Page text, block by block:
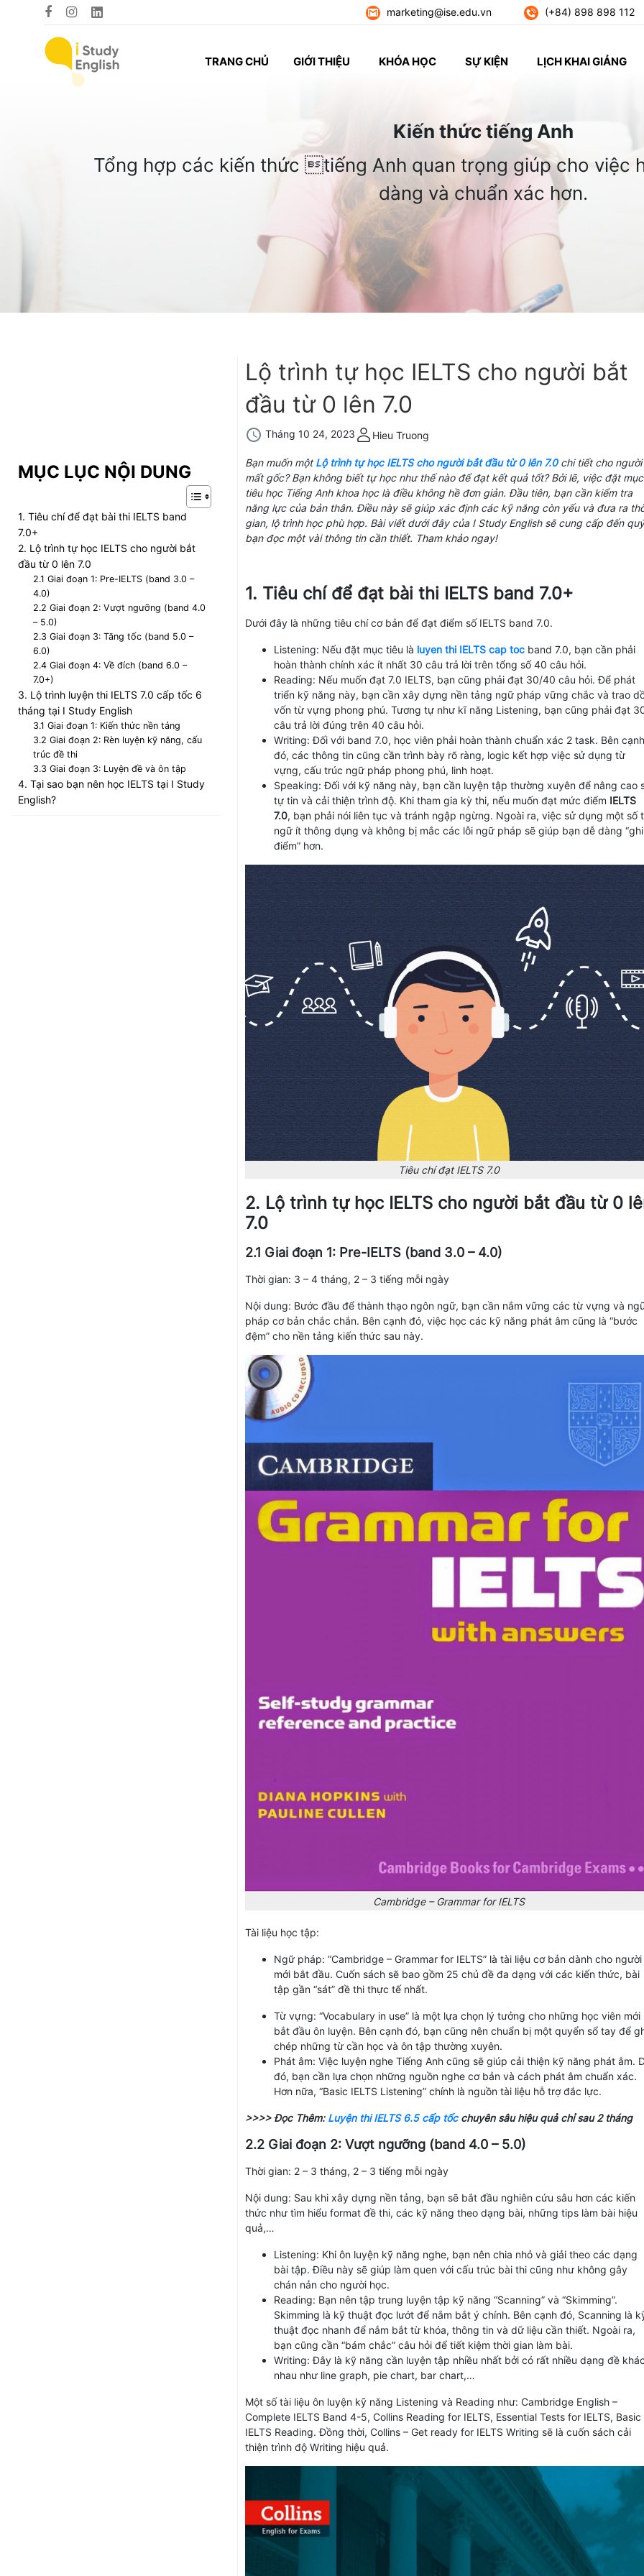
marketing@ise.edu.vn (+84) 898 898 112
TRANG CHỦ GIỚI THIỆU KHÓA HỌC SỰ KIỆN LỊCH KHAI GIẢNG
Kiến thức tiếng Anh
Tổng hợp các kiến thức tiếng Anh quan trọng giúp cho việc
dàng và chuẩn xác hơn.
MỤC LỤC NỘI DUNG
1. Tiêu chí để đạt bài thi IELTS band
7.0+
2. Lộ trình tự học IELTS cho người bắt
đầu từ 0 lên 7.0
2.1 Giai đoạn 1: Pre-IELTS (band 3.0 –
4.0)
2.2 Giai đoạn 2: Vượt ngưỡng (band 4.0
– 5.0)
2.3 Giai đoạn 3: Tăng tốc (band 5.0 –
6.0)
2.4 Giai đoạn 4: Về đích (band 6.0 –
7.0+)
3. Lộ trình luyện thi IELTS 7.0 cấp tốc 6
tháng tại I Study English
3.1 Giai đoạn 1: Kiến thức nền tảng
3.2 Giai đoạn 2: Rèn luyện kỹ năng, cấu
trúc đề thi
3.3 Giai đoạn 3: Luyện đề và ôn tập
4. Tại sao bạn nên học IELTS tại I Study
English?
Lộ trình tự học IELTS cho người bắt
đầu từ 0 lên 7.0
Tháng 10 24, 2023 Hieu Truong
Bạn muốn mộtLộ trình tự học IELTS cho người bắt đầu từ 0 lên 7.0chi tiết cho người
mất gốc? Bạn không biết tự học như thế nào để đạt kết quả tốt? Bởi lẽ, việc đặt mục
tiêu học Tiếng Anh khoa học là điều không hề đơn giản. Đầu tiên, bạn cần kiểm tra
năng lực của bản thân. Điều này sẽ giúp xác định các kỹ năng còn yếu và đưa ra
gian, lộ trình học phù hợp. Bài viết dưới đây của I Study English sẽ cung cấp đến quý
bạn đọc một vài thông tin cần thiết. Tham khảo ngay!
1. Tiêu chí để đạt bài thi IELTS band 7.0+
Dưới đây là những tiêu chí cơ bản để đạt điểm số IELTS band 7.0.
Listening: Nếu đặt mục tiêu là luyen thi IELTS cap tocband 7.0, bạn cần phải
hoàn thành chính xác ít nhất 30 câu trả lời trên tổng số 40 câu hỏi.
Reading: Nếu muốn đạt 7.0 IELTS, bạn cũng phải đạt 30/40 câu hỏi. Để phát
triển kỹ năng này, bạn cần xây dựng nền tảng ngữ pháp vững chắc và trao
vốn từ vựng phong phú. Tương tự như kĩ năng Listening, bạn cũng phải đạt
câu trả lời đúng trên 40 câu hỏi.
Writing: Đối với band 7.0, học viên phải hoàn thành chuẩn xác 2 task. Bên cạnh
đó, các thông tin cũng cần trình bày rõ ràng, logic kết hợp việc sử dụng từ
vựng, cấu trúc ngữ pháp phong phú, linh hoạt.
Speaking: Đối với kỹ năng này, bạn cần luyện tập thường xuyên để nâng cao
tự tin và cải thiện trình độ. Khi tham gia kỳ thi, nếu muốn đạt mức điểm IELTS
7.0, bạn phải nói liên tục và tránh ngập ngừng. Ngoài ra, việc sử dụng một số
ngữ ít thông dụng và không bị mắc các lỗi ngữ pháp sẽ giúp bạn dễ dàng “ghi
điểm” hơn.
Tiêu chí đạt IELTS 7.0
2. Lộ trình tự học IELTS cho người bắt đầu từ 0
7.0
2.1 Giai đoạn 1: Pre-IELTS (band 3.0 – 4.0)
Thời gian: 3 – 4 tháng, 2 – 3 tiếng mỗi ngày
Nội dung: Bước đầu để thành thạo ngôn ngữ, bạn cần nắm vững các từ vựng và
pháp cơ bản chắc chắn. Bên cạnh đó, việc học các kỹ năng phát âm cũng là “bước
đệm” cho nền tảng kiến thức sau này.
Cambridge – Grammar for IELTS
Tài liệu học tập:
Ngữ pháp: “Cambridge – Grammar for IELTS” là tài liệu cơ bản dành cho người
mới bắt đầu. Cuốn sách sẽ bao gồm 25 chủ đề đa dạng với các kiến thức, bài
tập gần “sát” đề thi thực tế nhất.
Từ vựng: “Vocabulary in use” là một lựa chọn lý tưởng cho những học viên mới
bắt đầu ôn luyện. Bên cạnh đó, bạn cũng nên chuẩn bị một quyển sổ tay để
chép những từ cần học và ôn tập thường xuyên.
Phát âm: Việc luyện nghe Tiếng Anh cũng sẽ giúp cải thiện kỹ năng phát âm.
đó, bạn cần lựa chọn những nguồn nghe cơ bản và cách phát âm chuẩn xác.
Hơn nữa, “Basic IELTS Listening” chính là nguồn tài liệu hỗ trợ đắc lực.
>>>> Đọc Thêm: Luyện thi IELTS 6.5 cấp tốcchuyên sâu hiệu quả chỉ sau 2 tháng
2.2 Giai đoạn 2: Vượt ngưỡng (band 4.0 – 5.0)
Thời gian: 2 – 3 tháng, 2 – 3 tiếng mỗi ngày
Nội dung: Sau khi xây dựng nền tảng, bạn sẽ bắt đầu nghiên cứu sâu hơn các kiến
thức như tìm hiểu format đề thi, các kỹ năng theo dạng bài, những tips làm bài hiệu
quả,…
Listening: Khi ôn luyện kỹ năng nghe, bạn nên chia nhỏ và giải theo các dạng
bài tập. Điều này sẽ giúp làm quen với cấu trúc bài thi cũng như không gây
chán nản cho người học.
Reading: Bạn nên tập trung luyện tập kỹ năng “Scanning” và “Skimming”.
Skimming là kỹ thuật đọc lướt để nắm bắt ý chính. Bên cạnh đó, Scanning là
thuật đọc nhanh để nắm bắt từ khóa, thông tin và dữ liệu cần thiết. Ngoài ra,
bạn cũng cần “bám chắc” câu hỏi để tiết kiệm thời gian làm bài.
Writing: Đây là kỹ năng cần luyện tập nhiều nhất bởi có rất nhiều dạng đề
nhau như line graph, pie chart, bar chart,…
Một số tài liệu ôn luyện kỹ năng Listening và Reading như: Cambridge English –
Complete IELTS Band 4-5, Collins Reading for IELTS, Essential Tests for IELTS, Basic
IELTS Reading. Đồng thời, Collins – Get ready for IELTS Writing sẽ là cuốn sách cải
thiện trình độ Writing hiệu quả.